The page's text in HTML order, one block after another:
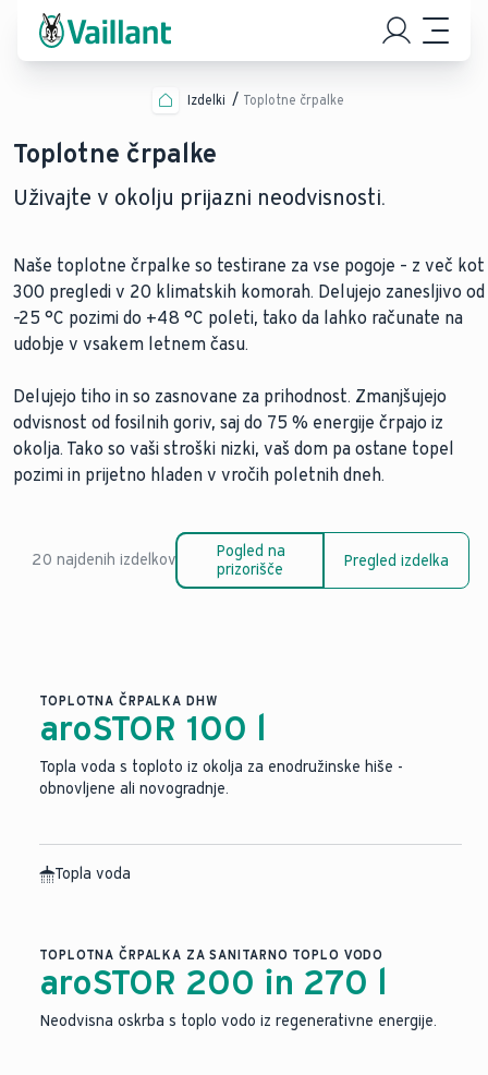
Izdelki Toplotne črpalke
Toplotne črpalke
Uživajte v okolju prijazni neodvisnosti.
Naše toplotne črpalke so testirane za vse pogoje – z več kot
300 pregledi v 20 klimatskih komorah. Delujejo zanesljivo od
–25 °C pozimi do +48 °C poleti, tako da lahko računate na
udobje v vsakem letnem času.
Delujejo tiho in so zasnovane za prihodnost. Zmanjšujejo
odvisnost od fosilnih goriv, saj do 75 % energije črpajo iz
okolja. Tako so vaši stroški nizki, vaš dom pa ostane topel
pozimi in prijetno hladen v vročih poletnih dneh.
20 najdenih izdelkov
Pogled na
prizorišče
Pregled izdelka
TOPLOTNA ČRPALKA DHW
aroSTOR 100 l
Topla voda s toploto iz okolja za enodružinske hiše -
obnovljene ali novogradnje.
Topla voda
TOPLOTNA ČRPALKA ZA SANITARNO TOPLO VODO
aroSTOR 200 in 270 l
Neodvisna oskrba s toplo vodo iz regenerativne energije.